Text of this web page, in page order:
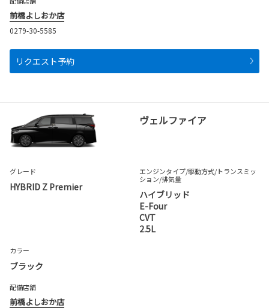
前橋よしおか店
0279-30-5585
リクエスト予約
ヴェルファイア
グレード
HYBRID Z Premier
エンジンタイプ/駆動方式/トランスミッ
ション/排気量
ハイブリッド
E-Four
CVT
2.5L
カラー
ブラック
配備店舗
前橋よしおか店